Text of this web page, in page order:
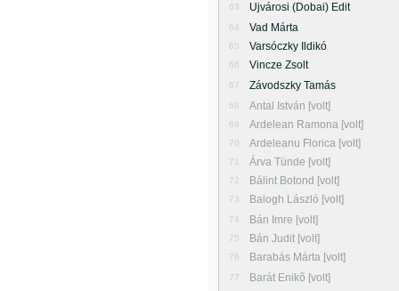
63 Ujvárosi (Dobai) Edit
64 Vad Márta
65 Varsóczky Ildikó
66 Vincze Zsolt
67 Závodszky Tamás
68 Antal István [volt]
69 Ardelean Ramona [volt]
70 Ardeleanu Florica [volt]
71 Árva Tünde [volt]
72 Bálint Botond [volt]
73 Balogh László [volt]
74 Bán Imre [volt]
75 Bán Judit [volt]
76 Barabás Márta [volt]
77 Barát Enikõ [volt]